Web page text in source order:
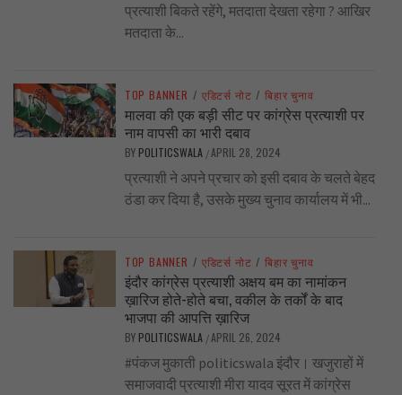
प्रत्याशी बिकते रहेंगे, मतदाता देखता रहेगा ? आखिर
मतदाता के...
TOP BANNER / एडिटर्स नोट / बिहार चुनाव
मालवा की एक बड़ी सीट पर कांग्रेस प्रत्याशी पर
नाम वापसी का भारी दबाव
BY POLITICSWALA /APRIL 28, 2024
प्रत्याशी ने अपने प्रचार को इसी दबाव के चलते बेहद
ठंडा कर दिया है, उसके मुख्य चुनाव कार्यालय में भी...
TOP BANNER / एडिटर्स नोट / बिहार चुनाव
इंदौर कांग्रेस प्रत्याशी अक्षय बम का नामांकन
ख़ारिज होते-होते बचा, वकील के तर्कों के बाद
भाजपा की आपत्ति ख़ारिज
BY POLITICSWALA /APRIL 26, 2024
#पंकज मुकाती politicswala इंदौर। खजुराहों में
समाजवादी प्रत्याशी मीरा यादव सूरत में कांग्रेस